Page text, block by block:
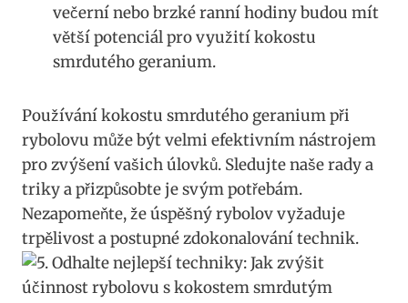
večerní nebo brzké ranní hodiny budou ⁤mít
větší⁣ potenciál pro využití kokostu
smrdutého ⁣geranium.
Používání kokostu smrdutého geranium při⁢
rybolovu​ může být velmi efektivním nástrojem
pro zvýšení vašich úlovků. Sledujte naše‍ rady a
triky ‍a přizpůsobte⁣ je svým potřebám.
Nezapomeňte, ⁣že ‍úspěšný rybolov vyžaduje
trpělivost a postupné zdokonalování technik.